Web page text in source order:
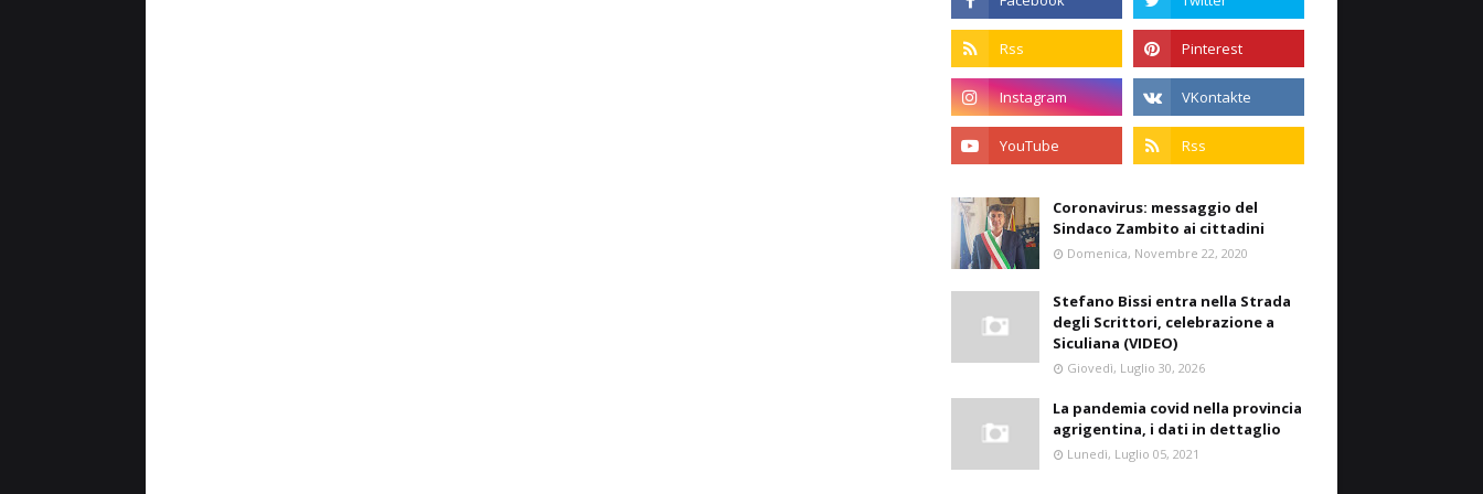
Coronavirus: messaggio del
Sindaco Zambito ai cittadini
Domenica, Novembre 22, 2020
Stefano Bissi entra nella Strada
degli Scrittori, celebrazione a
Siculiana (VIDEO)
Giovedì, Luglio 30, 2026
La pandemia covid nella provincia
agrigentina, i dati in dettaglio
Lunedì, Luglio 05, 2021